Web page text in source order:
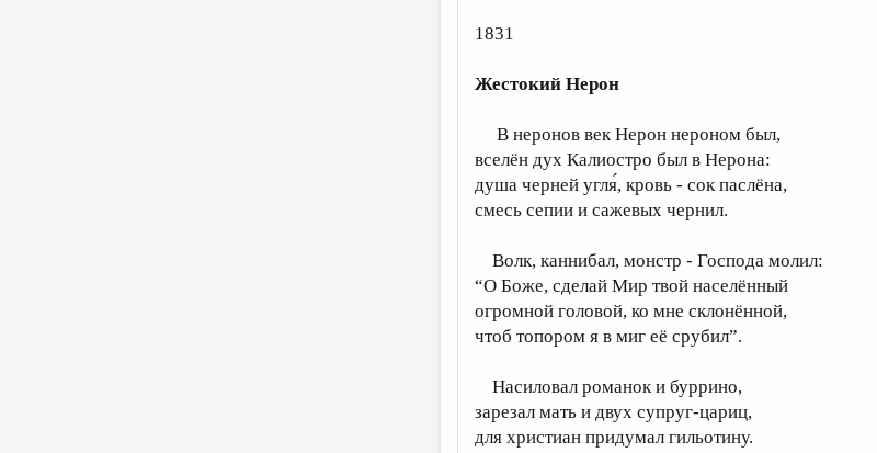
1831
Жестокий Нерон
В неронов век Нерон нероном был,
вселён дух Калиостро был в Нерона:
душа черней угля́, кровь - сок паслёна,
смесь сепии и сажевых чернил.
Волк, каннибал, монстр - Господа молил:
“О Боже, сделай Мир твой населённый
огромной головой, ко мне склонённой,
чтоб топором я в миг её срубил”.
Насиловал романок и буррино,
зарезал мать и двух cупруг-цариц,
для христиан придумал гильотину.